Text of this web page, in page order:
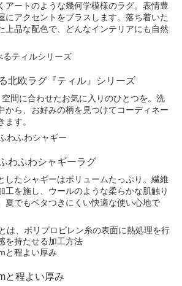
アートのような幾何学模様のラグ。表情豊
にアクセントをプラスします。落ち着いた
上品な配色で、どんなインテリアにも自然
北欧ラグ『ティル』シリーズ
間に合わせたお気に入りのひとつを。洗
から、お好みの柄を見つけてコーディネー
ます。
わふわシャギーラグ
したシャギーはボリュームたっぷり。繊維
工を施し、ウールのような柔らかな肌触り
夏でもベタつきにくい快適な使い心地で
と程よい厚み